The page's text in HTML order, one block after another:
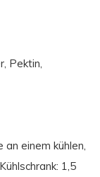
Pektin,
einem kühlen,
1,5